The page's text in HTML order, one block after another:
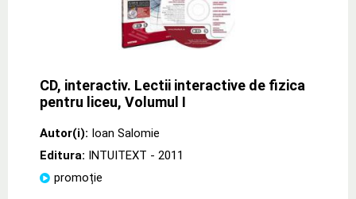
CD, interactiv. Lectii interactive de fizica
pentru liceu, Volumul I
Autor(i): Ioan Salomie
Editura: INTUITEXT - 2011
promoție